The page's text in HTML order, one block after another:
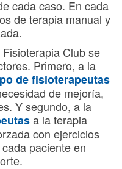
cada caso. En cada
de terapia manual y
Club se
Primero, a la
de fisioterapeutas
de mejoría,
Y segundo, a la
a la terapia
con ejercicios
paciente en